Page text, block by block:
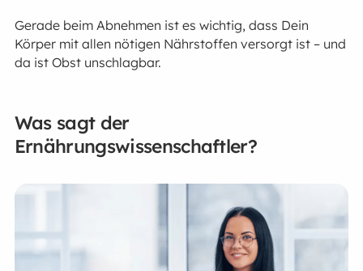
Gerade beim Abnehmen ist es wichtig, dass Dein
Körper mit allen nötigen Nährstoffen versorgt ist – und
da ist Obst unschlagbar.
Was sagt der
Ernährungswissenschaftler?